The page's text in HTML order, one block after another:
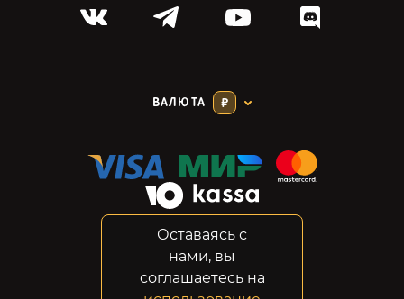
ВАЛЮТА ₽
Конфиденциальность
Возвраты
Оставаясь с
нами, вы
соглашаетесь на